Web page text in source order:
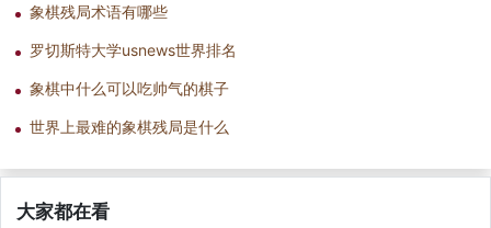
象棋残局术语有哪些
罗切斯特大学usnews世界排名
象棋中什么可以吃帅气的棋子
世界上最难的象棋残局是什么
大家都在看